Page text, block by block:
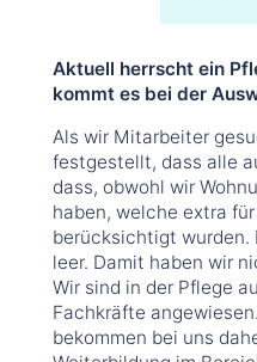
Aktuell herrscht ein
kommt es bei der
Als wir Mitarbeiter
festgestellt, dass alle
dass, obwohl wir
haben, welche extra
berücksichtigt wurden.
leer. Damit haben wir
Wir sind in der Pflege
Fachkräfte
bekommen bei uns